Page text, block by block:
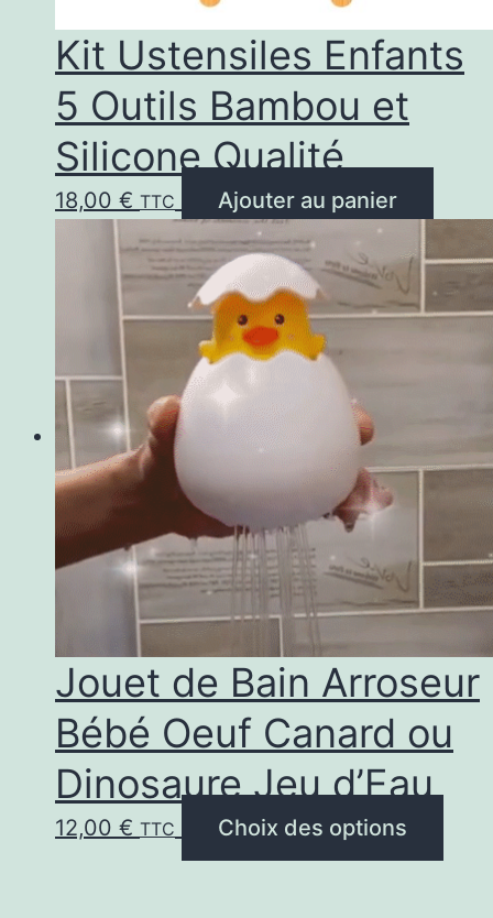
Kit Ustensiles Enfants
5 Outils Bambou et
Silicone Qualité
18,00 € TTC Ajouter au panier
Jouet de Bain Arroseur
Bébé Oeuf Canard ou
Dinosaure Jeu d’Eau
12,00 € TTC Choix des options